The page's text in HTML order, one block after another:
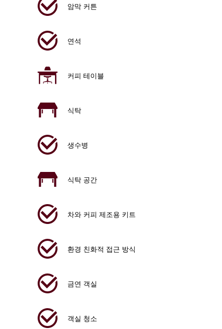
암막 커튼
연석
커피 테이블
식탁
생수병
식탁 공간
차와 커피 제조용 키트
환경 친화적 접근 방식
금연 객실
객실 청소